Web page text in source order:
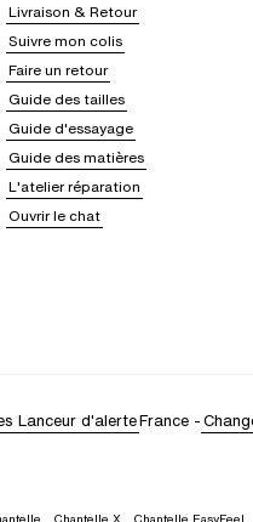
Livraison & Retour
Suivre mon colis
Faire un retour
Guide des tailles
Guide d'essayage
Guide des matières
L'atelier réparation
Ouvrir le chat
Lanceur d'alerteFrance -